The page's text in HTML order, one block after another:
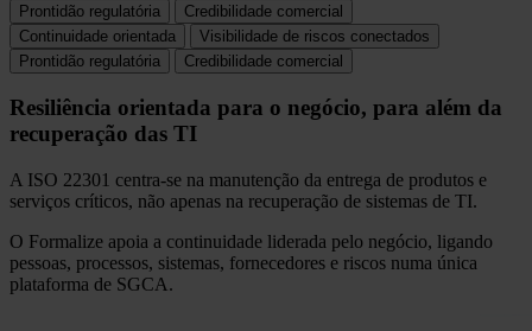
Prontidão regulatória
Credibilidade comercial
Continuidade orientada
Visibilidade de riscos conectados
Prontidão regulatória
Credibilidade comercial
Resiliência orientada para o negócio, para além da
recuperação das TI
A ISO 22301 centra-se na manutenção da entrega de produtos e
serviços críticos, não apenas na recuperação de sistemas de TI.
O Formalize apoia a continuidade liderada pelo negócio, ligando
pessoas, processos, sistemas, fornecedores e riscos numa única
plataforma de SGCA.